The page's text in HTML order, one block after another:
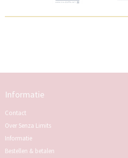
Informatie
Contact
Over Senza Limits
Informatie
Bestellen & betalen